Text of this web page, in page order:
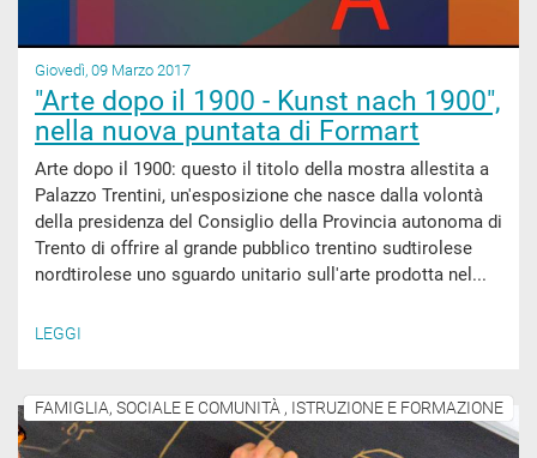
Giovedì, 09 Marzo 2017
"Arte dopo il 1900 - Kunst nach 1900",
nella nuova puntata di Formart
Arte dopo il 1900: questo il titolo della mostra allestita a
Palazzo Trentini, un'esposizione che nasce dalla volontà
della presidenza del Consiglio della Provincia autonoma di
Trento di offrire al grande pubblico trentino sudtirolese
nordtirolese uno sguardo unitario sull'arte prodotta nel...
LEGGI
FAMIGLIA, SOCIALE E COMUNITÀ , ISTRUZIONE E FORMAZIONE